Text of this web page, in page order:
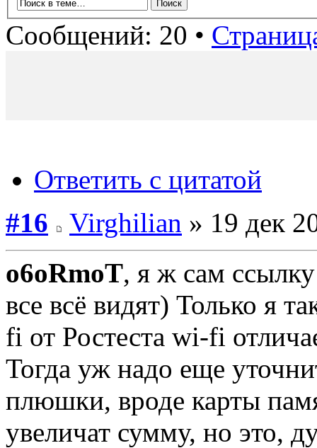
Сообщений: 20 •
Ответить с цитатой
#16
Virghilian » 19 дек
o6oRmoT, я ж сам
все всё видят) Только я
fi от Ростеста wi-fi
Тогда уж надо еще
плюшки, вроде карты
увеличат сумму, но это,